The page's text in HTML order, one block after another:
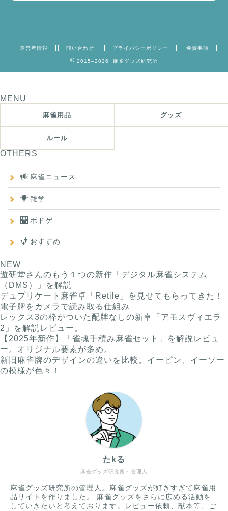
運営者情報 問い合わせ プライバシーポリシー 免責事項
2015–2026 麻雀グッズ研究所
MENU
麻雀用品 グッズ
ルール
OTHERS
麻雀ニュース
雑学
ボドゲ
おすすめ
NEW
遊研堂さんのもう１つの新作「デジタル麻雀システム
（DMS）」を解説
デュプリケート麻雀卓「Retile」を見せてもらってきた！
電子牌をカメラで読み取る仕組み
レックス3の枠がついた配牌なしの新卓「アモスヴィエラ
2」を解説レビュー。
【2025年新作】「雀魂手積み麻雀セット」を解説レビュ
ー。オリジナル要素が多め。
新旧麻雀牌のデザインの違いを比較。イーピン、イーソー
の模様が色々！
麻雀グッズ研究所・管理人
たkる
麻雀グッズ研究所の管理人。麻雀グッズが好きすぎて麻雀用
品サイトを作りました。 麻雀グッズをさらに広める活動を
していきたいと考えております。レビュー依頼、献本等、ご